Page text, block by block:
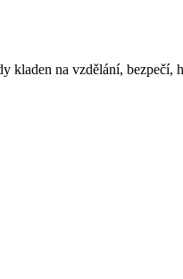
na vzdělání, bezpečí,